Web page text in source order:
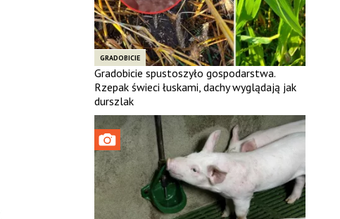
GRADOBICIE
Gradobicie spustoszyło gospodarstwa.
Rzepak świeci łuskami, dachy wyglądają jak
durszlak